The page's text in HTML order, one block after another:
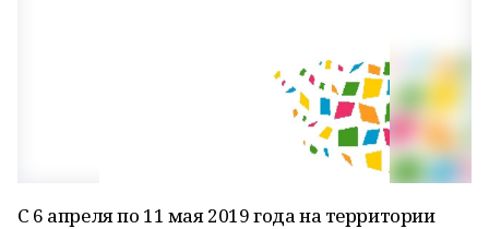
С 6 апреля по 11 мая 2019 года на территории